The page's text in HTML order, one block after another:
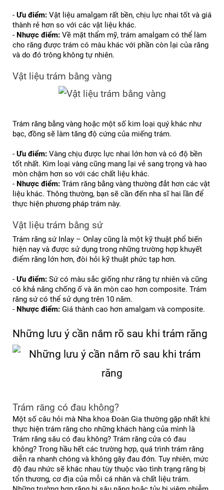
- Ưu điểm: Vật liệu amalgam rất bền, chịu lực nhai tốt và giá
thành rẻ hơn so với các vật liệu khác.
- Nhược điểm: Về mặt thẩm mỹ, trám amalgam có thể làm
cho răng được trám có màu khác với phần còn lại của răng
và do đó trông không tự nhiên.
Vật liệu trám bằng vàng
Trám răng bằng vàng hoặc một số kim loại quý khác như
bạc, đồng sẽ làm tăng độ cứng của miếng trám.
- Ưu điểm: Vàng chịu được lực nhai lớn hơn và có độ bền
tốt nhất. Kim loại vàng cũng mang lại vẻ sang trọng và hao
mòn chậm hơn so với các chất liệu khác.
- Nhược điểm: Trám răng bằng vàng thường đắt hơn các vật
liệu khác. Thông thường, bạn sẽ cần đến nha sĩ hai lần để
thực hiện phương pháp trám này.
Vật liệu trám bằng sứ
Trám răng sứ Inlay – Onlay cũng là một kỹ thuật phổ biến
hiện nay và được sử dụng trong những trường hợp khuyết
điểm răng lớn hơn, đòi hỏi kỹ thuật phức tạp hơn.
- Ưu điểm: Sứ có màu sắc giống như răng tự nhiên và cũng
có khả năng chống ố và ăn mòn cao hơn composite. Trám
răng sứ có thể sử dụng trên 10 năm.
- Nhược điểm: Giá thành cao hơn amalgam và composite.
Những lưu ý cần nắm rõ sau khi trám răng
Trám răng có đau không?
Một số câu hỏi mà Nha khoa Đoàn Gia thường gặp nhất khi
thực hiện trám răng cho những khách hàng của mình là
Trám răng sâu có đau không? Trám răng cửa có đau
không? Trong hầu hết các trường hợp, quá trình trám răng
diễn ra nhanh chóng và không gây đau đớn. Tuy nhiên, mức
độ đau nhức sẽ khác nhau tùy thuộc vào tình trạng răng bị